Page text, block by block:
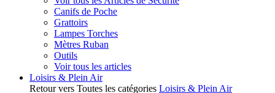
Canifs de Poche
Grattoirs
Lampes Torches
Mètres Ruban
Outils
Voir tous les articles
Loisirs & Plein Air
Retour vers Toutes les catégories Loisirs & Plein Air